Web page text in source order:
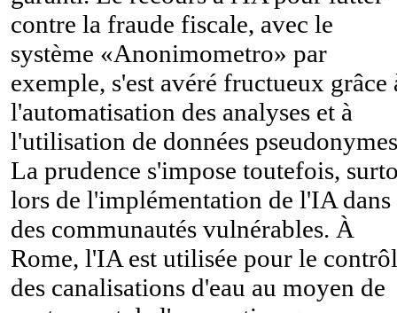
contre la fraude fiscale, avec le
système «Anonimometro» par
exemple, s'est avéré fructueux grâce
l'automatisation des analyses et à
l'utilisation de données
La prudence s'impose toutefois,
lors de l'implémentation de l'IA dans
des communautés vulnérables. À
Rome, l'IA est utilisée pour le
des canalisations d'eau au moyen de